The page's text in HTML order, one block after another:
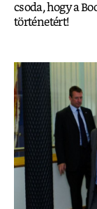
csoda, hogy a
történetért!